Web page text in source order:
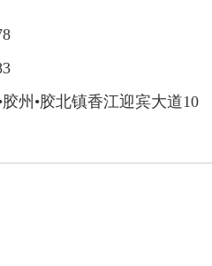
州•胶北镇香江迎宾大道10